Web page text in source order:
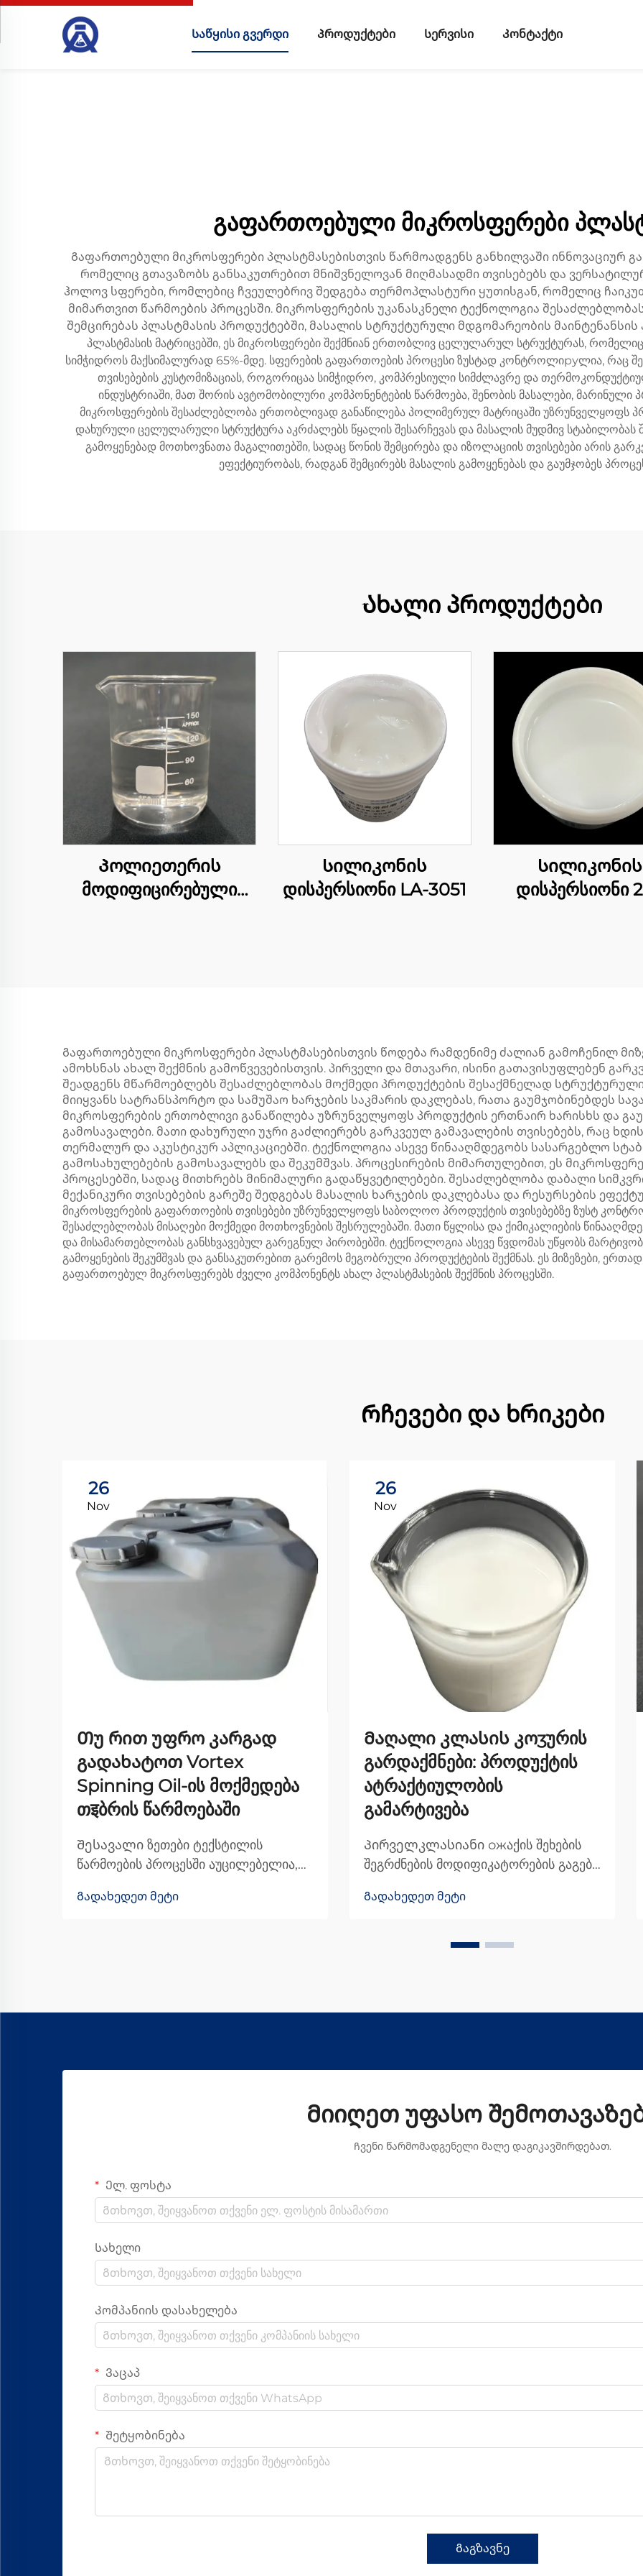
Საწყისი გვერდი Პროდუქტები Სერვისი Კონტაქტი
გაფართოებული მიკროსფერები
Გაფართოებული მიკროსფერები პლასტმასებისთვის წარმოადგენს განხილვაში ინნოვაციურ
რომელიც გთავაზობს განსაკუთრებით მნიშვნელოვან მიღმასადმი თვისებებს და
ჰოლოვ სფერები, რომლებიც ჩვეულებრივ შედგება თერმოპლასტური ყუთისგან, რომელიც
მიმართვით წარმოების პროცესში. მიკროსფერების უკანასკნელი ტექნოლოგია
შემცირებას პლასტმასის პროდუქტებში, მასალის სტრუქტურული მდგომარეობის მაინტენანსის ან
პლასტმასის მატრიცებში, ეს მიკროსფერები შექმნიან ერთობლივ ცელულარულ სტრუქტურას, რომელიც
სიმჭიდროს მაქსიმალურად 65%-მდე. სფერების გაფართოების პროცესი ზუსტად კონტროლიруლია, რაც
თვისებების კუსტომიზაციას, როგორიცაა სიმჭიდრო, კომპრესიული სიმძლავრე და
ინდუსტრიაში, მათ შორის ავტომობილური კომპონენტების წარმოება, შენობის მასალები,
მიკროსფერების შესაძლებლობა ერთობლივად განაწილება პოლიმერულ მატრიცაში უზრუნველყოფს
დახურული ცელულარული სტრუქტურა აკრძალებს წყალის შესარჩევას და მასალის მუდმივ
გამოყენებად მოთხოვნათა მაგალითებში, სადაც წონის შემცირება და იზოლაციის თვისებები არის
ეფექტიურობას, რადგან შემცირებს მასალის გამოყენებას და გაუმჯობეს
Ახალი პროდუქტები
Პოლიეთერის
მოდიფიცირებული
Სილიკონის
დისპერსიონი LA-3051
Სილიკონის
დისპერსიონი
Გაფართოებული მიკროსფერები პლასტმასებისთვის წოდება რამდენიმე ძალიან გამოჩენილ
ამოხსნას ახალ შექმნის გამოწვევებისთვის. პირველი და მთავარი, ისინი გათავისუფლებენ
შეადგენს მწარმოებლებს შესაძლებლობას მოქმედი პროდუქტების შესაქმნელად
მიიყვანს სატრანსპორტო და სამუშაო ხარჯების საკმარის დაკლებას, რათა გაუმჯობინებდეს
მიკროსფერების ერთობლივი განაწილება უზრუნველყოფს პროდუქტის ერთნაირ ხარისხს და
გამოსავალები. მათი დახურული უჯრი გაძლიერებს გარკვეულ გამავალების თვისებებს, რაც
თერმალურ და აკუსტიკურ აპლიკაციებში. ტექნოლოგია ასევე წინააღმდეგობს სასარგებლო
გამოსახულებების გამოსავალებს და შეკუმშვას. პროცესირების მიმართულებით, ეს
პროცესებში, სადაც მითხრებს მინიმალური გადაწყვეტილებები. შესაძლებლობა დაბალი
მექანიკური თვისებების გარეშე შედგებას მასალის ხარჯების დაკლებასა და რესურსების
მიკროსფერების გაფართოების თვისებები უზრუნველყოფს საბოლოო პროდუქტის თვისებებზე ზუსტ
შესაძლებლობას მისაღები მოქმედი მოთხოვნების შესრულებაში. მათი წყლისა და ქიმიკალიების
და მისამართებლობას განსხვავებულ გარეგნულ პირობებში. ტექნოლოგია ასევე წვდომას უწყობს
გამოყენების შეკუმშვას და განსაკუთრებით გარემოს მეგობრული პროდუქტების შექმნას. ეს მიზეზები,
გაფართოებულ მიკროსფერებს ძველი კომპონენტს ახალ პლასტმასების შექმნის პროცესში.
Რჩევები და ხრიკები
26
Nov
Თუ რით უფრო კარგად
გადახატოთ Vortex
Spinning Oil-ის მოქმედება
თइბრის წარმოებაში
Შესავალი ზეთები ტექსტილის
წარმოების პროცესში აუცილებელია,
მანქანების მიღმა უფრო უფრო
Გადახედეთ მეტი
26
Nov
Მაღალი კლასის კოʒურის
გარდაქმნები: პროდუქტის
ატრაქტიულობის
გამარტივება
Პირველკლასიანი ожაქის შეხების
შეგრძნების მოდიფიკატორების გაგება
ჟაკის შეხების შეგრძნების
სპეციალური დამუშავებებია,
Გადახედეთ მეტი
Მიიღეთ უფასო
Ჩვენი წარმომადგენელი მალე დაგიკავშირდებათ.
Ელ. ფოსტა
Სახელი
Კომპანიის დასახელება
Ვაცაპ
Შეტყობინება
Გაგზავნე